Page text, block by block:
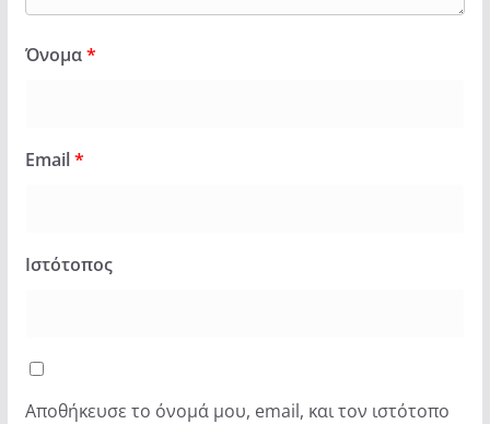
Όνομα*
Email*
Ιστότοπος
Αποθήκευσε το όνομά μου, email, και τον ιστότοπο